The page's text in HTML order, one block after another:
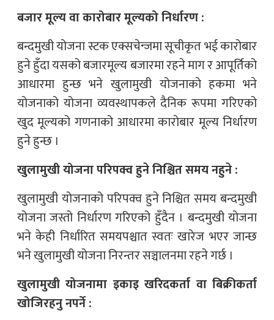
बजार मूल्य वा कारोबार मूल्यको निर्धारण :
बन्दमुखी योजना स्टक एक्सचेन्जमा सूचीकृत भई कारोबार
हुने हुँदा यसको बजारमूल्य बजारमा रहने माग र आपूर्तिको
आधारमा हुन्छ भने खुलामुखी योजनाको हकमा भने
योजनाको योजना व्यवस्थापकले दैनिक रूपमा गरिएको
खुद मूल्यको गणनाको आधारमा कारोबार मूल्य निर्धारण
हुने हुन्छ ।
खुलामुखी योजना परिपक्व हुने निश्चित समय नहुने :
खुलामुखी योजनाको परिपक्व हुने निश्चित समय बन्दमुखी
योजना जस्तो निर्धारण गरिएको हुँदैन । बन्दमुखी योजना
भने केही निर्धारित समयपश्चात स्वतः खारेज भएर जान्छ
भने खुलामुखी योजना निरन्तर सञ्चालनमा रहने गर्छ ।
खुलामुखी योजनामा इकाइ खरिदकर्ता वा बिक्रीकर्ता
खोजिरहनु नपर्ने :